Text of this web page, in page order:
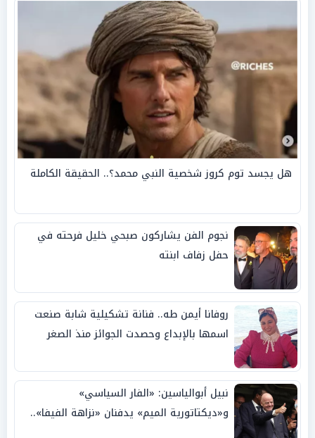
هل يجسد توم كروز شخصية النبي محمد؟.. الحقيقة الكاملة
نجوم الفن يشاركون صبحي خليل فرحته في
حفل زفاف ابنته
روفانا أيمن طه.. فنانة تشكيلية شابة صنعت
اسمها بالإبداع وحصدت الجوائز منذ الصغر
نبيل أبوالياسين: «الفار السياسي»
و«ديكتاتورية الميم» يدفنان «نزاهة الفيفا»..